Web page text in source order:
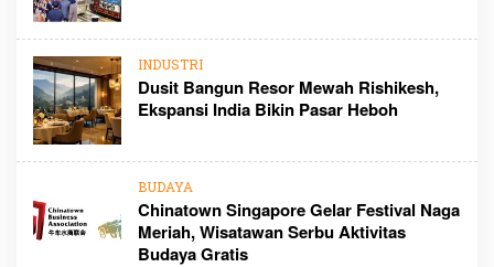
INDUSTRI
Dusit Bangun Resor Mewah Rishikesh,
Ekspansi India Bikin Pasar Heboh
BUDAYA
Chinatown Singapore Gelar Festival Naga
Meriah, Wisatawan Serbu Aktivitas
Budaya Gratis